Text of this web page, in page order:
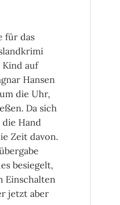
für das
auf
Hansen
die Uhr,
Da sich
Hand
Zeit davon.
besiegelt,
Einschalten
jetzt aber